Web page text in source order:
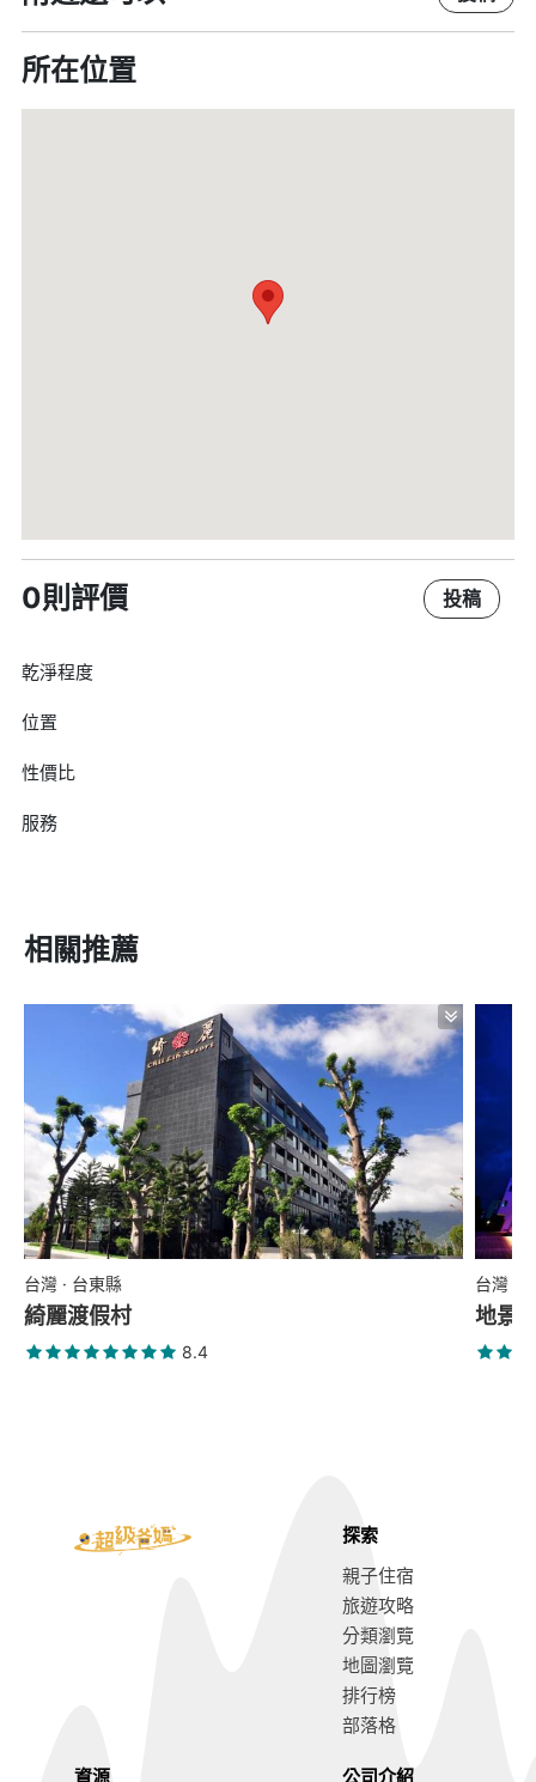
所在位置
0則評價 投稿
乾淨程度
位置
性價比
服務
相關推薦
台灣 · 台東縣
綺麗渡假村
8.4
台灣 ·
地景
探索
親子住宿
旅遊攻略
分類瀏覽
地圖瀏覽
排行榜
部落格
資源 公司介紹